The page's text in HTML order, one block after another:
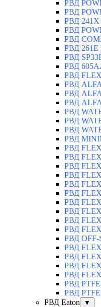
РВД
РВД
РВД 241X
РВД
РВД
РВД 261E
РВД
РВД
РВД
РВД
РВД
РВД
РВД
РВД
РВД
РВД
РВД
РВД
РВД
РВД
РВД
РВД
РВД
РВД
РВД
РВД
РВД OFF-
РВД
РВД
РВД
РВД
РВД PTFE
РВД
РВД Eaton
▼